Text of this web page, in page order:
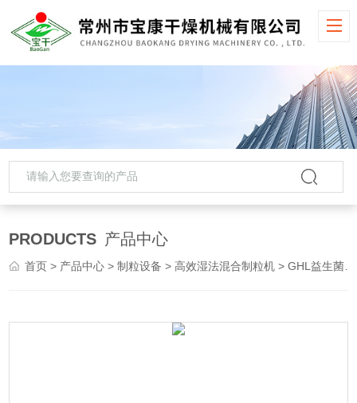
PRODUCTS 产品中心
首页 > 产品中心 >制粒设备 >高效湿法混合制粒机 > GHL益生菌颗粒湿法混合制粒机